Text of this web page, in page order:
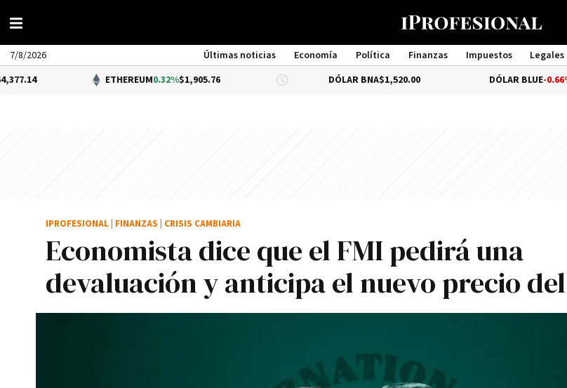
7/8/2026 Últimas noticias Economía Política Finanzas Impuestos Legales
Management
ETHEREUM0.32%$1,905.76 DÓLAR BNA $1,520.00 -0.66%$1,530.00
Economista dice que el FMI pedirá una
devaluación y anticipa el nuevo precio
IPROFESIONAL FINANZAS CRISIS CAMBIARIA